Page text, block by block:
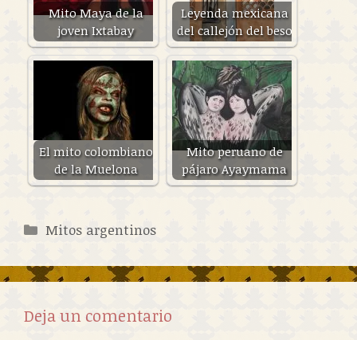
Mito Maya de la
joven Ixtabay
Leyenda mexicana
del callejón del beso
El mito colombiano
de la Muelona
Mito peruano de
pájaro Ayaymama
Categorías
Mitos argentinos
Deja un comentario